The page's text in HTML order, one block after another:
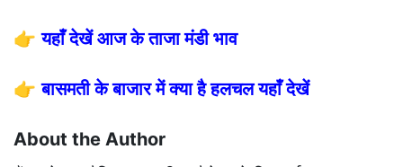
👉यहाँ देखें आज के ताजा मंडी भाव
👉बासमती के बाजार में क्या है हलचल यहाँ देखें
About the Author